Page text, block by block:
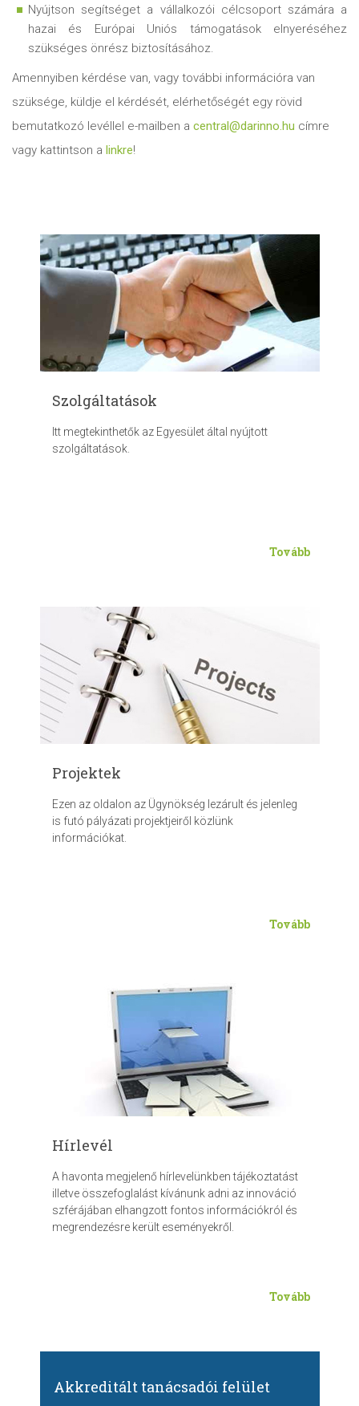
Nyújtson segítséget a vállalkozói célcsoport számára a
hazai és Európai Uniós támogatások elnyeréséhez
szükséges önrész biztosításához.
Amennyiben kérdése van, vagy további információra van
szüksége, küldje el kérdését, elérhetőségét egy rövid
bemutatkozó levéllel e-mailben a central@darinno.hu címre
vagy kattintson a linkre!
Szolgáltatások
Itt megtekinthetők az Egyesület által nyújtott
szolgáltatások.
Tovább
Projektek
Ezen az oldalon az Ügynökség lezárult és jelenleg
is futó pályázati projektjeiről közlünk
információkat.
Tovább
Hírlevél
A havonta megjelenő hírlevelünkben tájékoztatást
illetve összefoglalást kívánunk adni az innováció
szférájában elhangzott fontos információkról és
megrendezésre került eseményekről.
Tovább
Akkreditált tanácsadói felület